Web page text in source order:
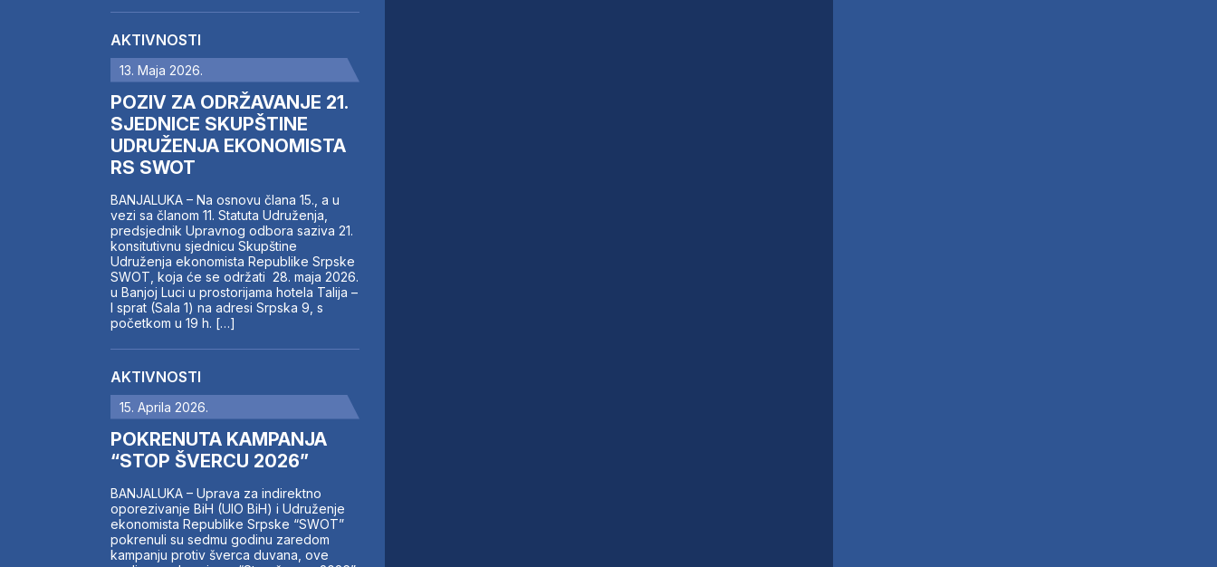
AKTIVNOSTI
13. Maja 2026.
POZIV ZA ODRŽAVANJE 21.
SJEDNICE SKUPŠTINE
UDRUŽENJA EKONOMISTA
RS SWOT
BANJALUKA – Na osnovu člana 15., a u
vezi sa članom 11. Statuta Udruženja,
predsjednik Upravnog odbora saziva 21.
konsitutivnu sjednicu Skupštine
Udruženja ekonomista Republike Srpske
SWOT, koja će se održati 28. maja 2026.
u Banjoj Luci u prostorijama hotela Talija –
I sprat (Sala 1) na adresi Srpska 9, s
početkom u 19 h. […]
AKTIVNOSTI
15. Aprila 2026.
POKRENUTA KAMPANJA
“STOP ŠVERCU 2026”
BANJALUKA – Uprava za indirektno
oporezivanje BiH (UIO BiH) i Udruženje
ekonomista Republike Srpske “SWOT”
pokrenuli su sedmu godinu zaredom
kampanju protiv šverca duvana, ove